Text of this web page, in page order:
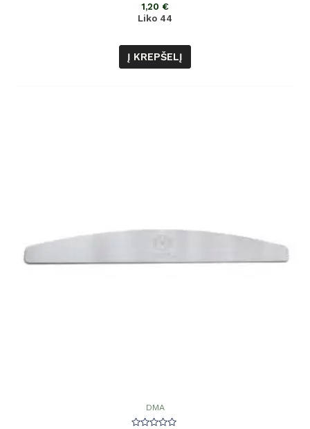
1,20 €
Liko 44
Į KREPŠELĮ
DMA